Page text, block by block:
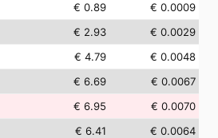
€ 0.89
€ 0.0009
€ 2.93
€ 0.0029
€ 4.79
€ 0.0048
€ 6.69
€ 0.0067
€ 6.95
€ 0.0070
€ 6.41
€ 0.0064